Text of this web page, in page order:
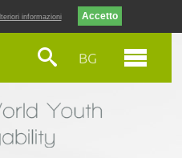
BG
informazioni